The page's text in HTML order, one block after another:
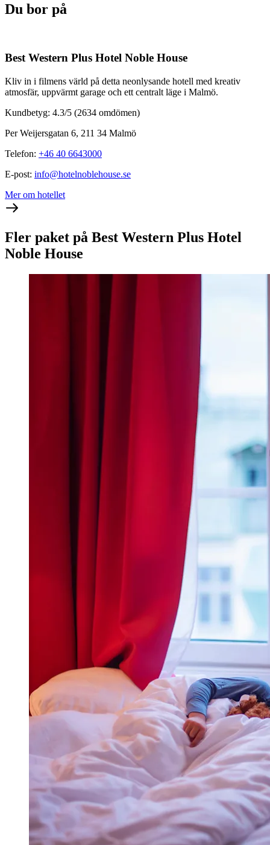
Du bor på
Best Western Plus Hotel Noble House
Kliv in i filmens värld på detta neonlysande hotell med kreativ
atmosfär, uppvärmt garage och ett centralt läge i Malmö.
Kundbetyg: 4.3/5 (2634 omdömen)
Per Weijersgatan 6, 211 34 Malmö
Telefon: +46 40 6643000
E-post: info@hotelnoblehouse.se
Mer om hotellet
Fler paket på Best Western Plus Hotel
Noble House